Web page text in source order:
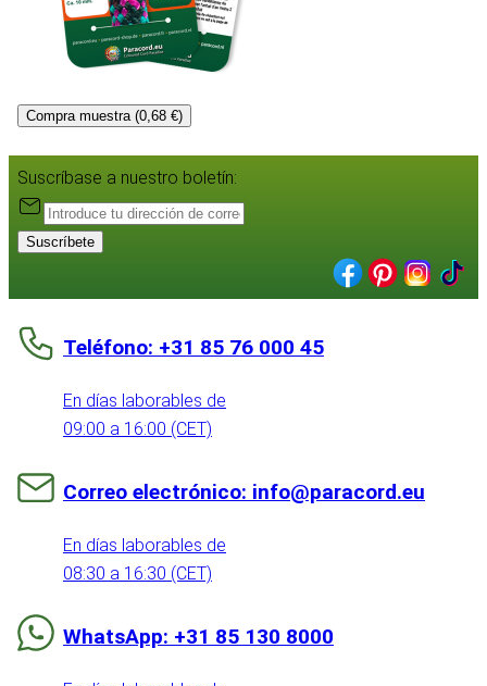
Compra muestra (0,68 €)
Suscríbase a nuestro boletín:
Suscríbete
Teléfono: +31 85 76 000 45
En días laborables de
09:00 a 16:00 (CET)
Correo electrónico: info@paracord.eu
En días laborables de
08:30 a 16:30 (CET)
WhatsApp: +31 85 130 8000